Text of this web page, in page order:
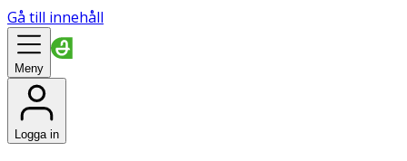
Gå till innehåll
Meny
Logga in